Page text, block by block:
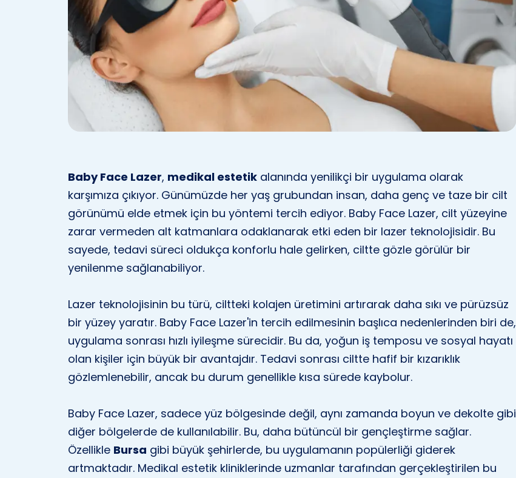
Baby Face Lazer, medikal estetik alanında yenilikçi bir uygulama olarak
karşımıza çıkıyor. Günümüzde her yaş grubundan insan, daha genç ve taze bir cilt
görünümü elde etmek için bu yöntemi tercih ediyor. Baby Face Lazer, cilt yüzeyine
zarar vermeden alt katmanlara odaklanarak etki eden bir lazer teknolojisidir. Bu
sayede, tedavi süreci oldukça konforlu hale gelirken, ciltte gözle görülür bir
yenilenme sağlanabiliyor.
Lazer teknolojisinin bu türü, ciltteki kolajen üretimini artırarak daha sıkı ve pürüzsüz
bir yüzey yaratır. Baby Face Lazer'in tercih edilmesinin başlıca nedenlerinden biri de,
uygulama sonrası hızlı iyileşme sürecidir. Bu da, yoğun iş temposu ve sosyal hayatı
olan kişiler için büyük bir avantajdır. Tedavi sonrası ciltte hafif bir kızarıklık
gözlemlenebilir, ancak bu durum genellikle kısa sürede kaybolur.
Baby Face Lazer, sadece yüz bölgesinde değil, aynı zamanda boyun ve dekolte gibi
diğer bölgelerde de kullanılabilir. Bu, daha bütüncül bir gençleştirme sağlar.
Özellikle Bursa gibi büyük şehirlerde, bu uygulamanın popülerliği giderek
artmaktadır. Medikal estetik kliniklerinde uzmanlar tarafından gerçekleştirilen bu